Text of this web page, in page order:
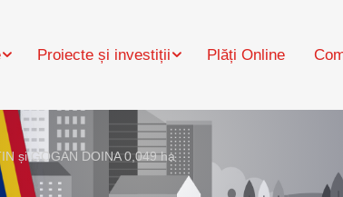
Proiecte și investiții Plăți Online
și GOGAN DOINA 0,049 ha